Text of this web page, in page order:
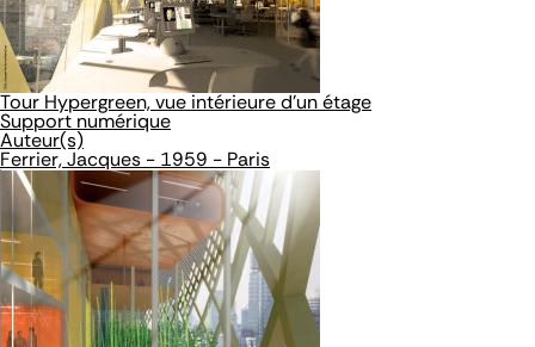
Tour Hypergreen, vue intérieure d'un étage
Support numérique
Auteur(s)
Ferrier, Jacques - 1959 - Paris